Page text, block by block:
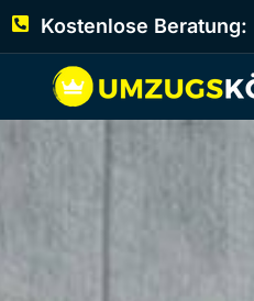
Kostenlose Beratung: